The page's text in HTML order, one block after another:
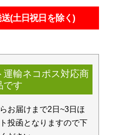
(土日祝日を除く)
運輸ネコポス対応商
です
お届けまで2日~3日ほ
投函となりますので下